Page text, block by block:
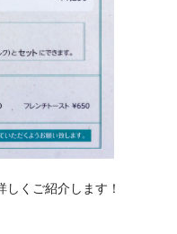
くご紹介します！